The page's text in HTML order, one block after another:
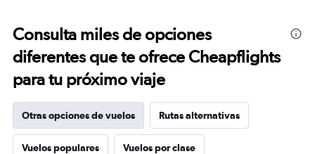
Consulta miles de opciones
diferentes que te ofrece Cheapflights
para tu próximo viaje
Otras opciones de vuelos Rutas alternativas
Vuelos populares Vuelos por clase